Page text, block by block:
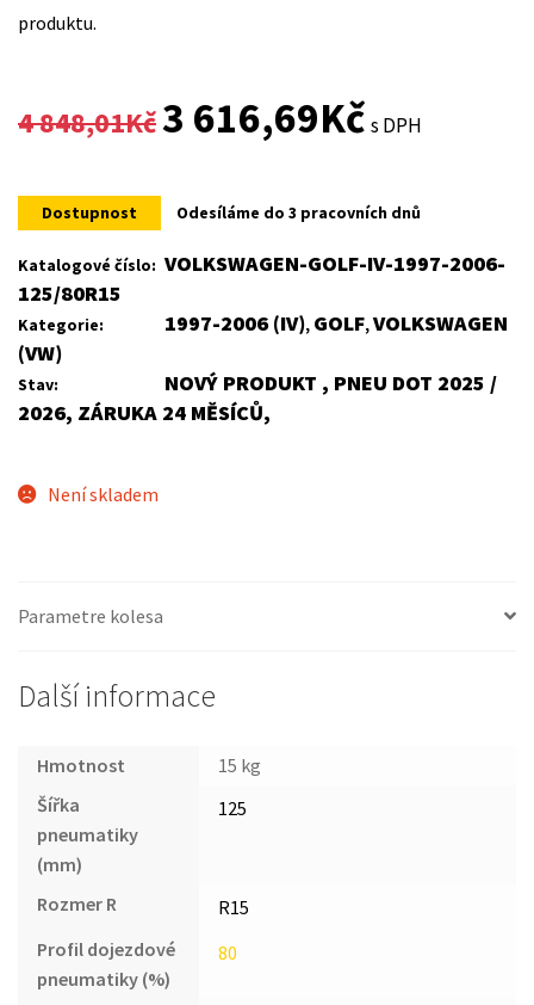
produktu.
4 848,01Kč
Original
was:
4
3 616,69KčCurrent
is:
3
s DPH
Dostupnost Odesíláme do 3 pracovních dnů
Katalogové číslo: VOLKSWAGEN-GOLF-IV-1997-2006-
125/80R15
Kategorie: 1997-2006 (IV), GOLF,VOLKSWAGEN
(VW)
Stav:
NOVÝ PRODUKT , PNEU DOT 2025 /
2026, ZÁRUKA 24 MĚSÍCŮ,
Není skladem
Parametre kolesa
Další informace
Hmotnost
15 kg
Šířka
pneumatiky
(mm)
125
Rozmer R
R15
Profil dojezdové
pneumatiky (%)
80